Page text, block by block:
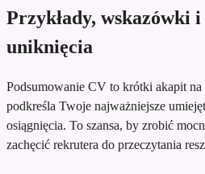
Przykłady, wskazówki i
uniknięcia
Podsumowanie CV to krótki akapit
podkreśla Twoje najważniejsze
osiągnięcia. To szansa, by zrobić
zachęcić rekrutera do przeczytania